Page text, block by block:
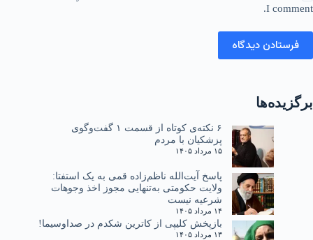
I comment.
فرستادن دیدگاه
برگزیده‌ها
۶ نکته‌ی کوتاه از قسمت ۱ گفت‌وگوی
پزشکیان با مردم
۱۵ مرداد ۱۴۰۵
پاسخ آیت‌الله ناظم‌زاده قمی به یک استفتا:
ولایت حکومتی به‌تنهایی مجوز اخذ وجوهات
شرعیه نیست
۱۴ مرداد ۱۴۰۵
بازپخش کلیپی از کاترین شکدم در صداوسیما!
۱۳ مرداد ۱۴۰۵